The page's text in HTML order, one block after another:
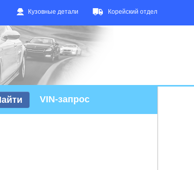
Кузовные детали Корейский отдел
VIN-запрос